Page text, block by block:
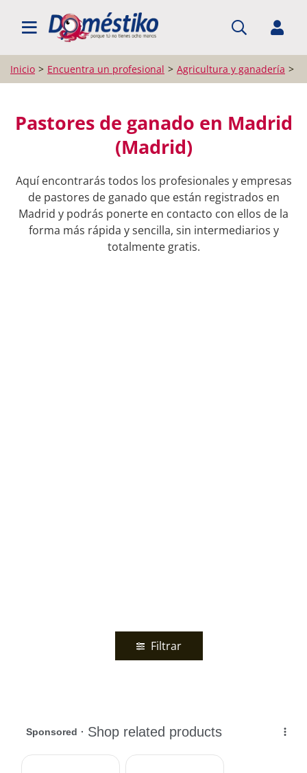
BUSCAR PROFESIONALES
Inicio Encuentra un profesional Agricultura y ganadería
Pastores de ganado en Madrid
(Madrid)
Aquí encontrarás todos los profesionales y empresas
de pastores de ganado que están registrados en
Madrid y podrás ponerte en contacto con ellos de la
forma más rápida y sencilla, sin intermediarios y
totalmente gratis.
Filtrar